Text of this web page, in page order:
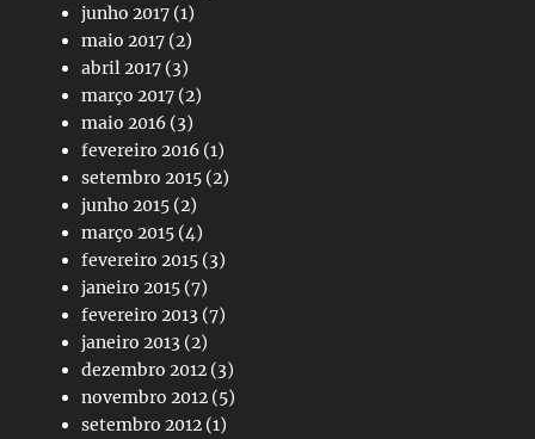
junho 2017 (1)
maio 2017 (2)
abril 2017 (3)
março 2017 (2)
maio 2016 (3)
fevereiro 2016 (1)
setembro 2015 (2)
junho 2015 (2)
março 2015 (4)
fevereiro 2015 (3)
janeiro 2015 (7)
fevereiro 2013 (7)
janeiro 2013 (2)
dezembro 2012 (3)
novembro 2012 (5)
setembro 2012 (1)